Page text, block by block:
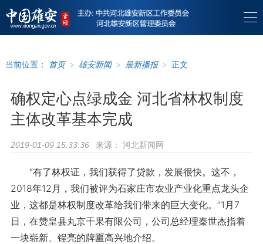
当前位置： 首页 > 雄安新闻 > 最新播报 > 正文
确权定心点绿成金 河北省林权制度
主体改革基本完成
2019-01-09 15:33:36 来源： 河北新闻网
“有了林权证，我们获得了贷款，发展很快。这不，
2018年12月，我们被评为石家庄市农业产业化重点龙头企
业，这都是林权制度改革给我们带来的巨大变化。”1月7
日，在赞皇县丸京干果有限公司，公司总经理秦世杰指着
一块崭新、锃亮的牌匾高兴地介绍。